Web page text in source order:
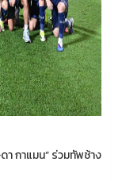
า กาแมน” ร่วมทัพช้าง